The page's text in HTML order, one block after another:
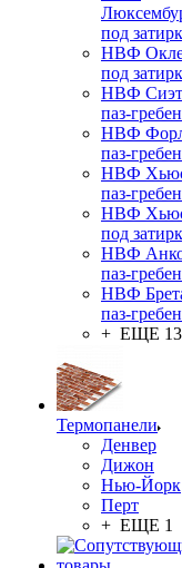
под
НВФ
под
НВФ
паз-
НВФ
паз-
НВФ
паз-
НВФ
под
НВФ
паз-
НВФ
паз-
+ ЕЩЕ 13
Термопанели
Денвер
Дижон
Нью-Йорк
Перт
+ ЕЩЕ 1